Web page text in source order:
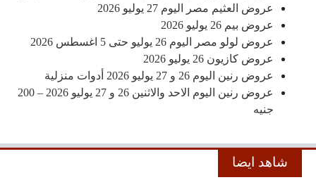
عروض العثيم مصر اليوم 27 يوليو 2026
عروض بيم 26 يوليو 2026
عروض لولو مصر اليوم 26 يوليو حتى 5 اغسطس 2026
عروض كازيون 26 يوليو 2026
عروض رنين اليوم 26 و 27 يوليو 2026 أدوات منزلية
عروض رنين اليوم الاحد والاثنين 26 و 27 يوليو 2026 – 200
جنيه
شاهد ايضا